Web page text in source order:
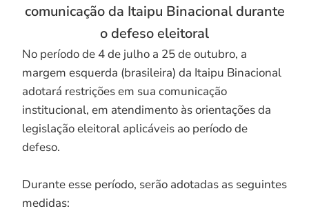
comunicação da Itaipu Binacional durante
o defeso eleitoral
No período de 4 de julho a 25 de outubro, a
margem esquerda (brasileira) da Itaipu Binacional
adotará restrições em sua comunicação
institucional, em atendimento às orientações da
legislação eleitoral aplicáveis ao período de
defeso.
Durante esse período, serão adotadas as seguintes
medidas: